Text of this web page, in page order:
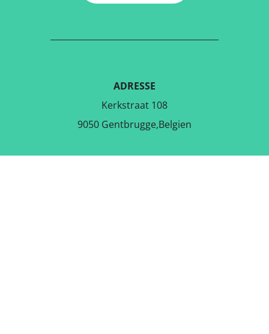
ADRESSE
Kerkstraat 108
9050 Gentbrugge,Belgien